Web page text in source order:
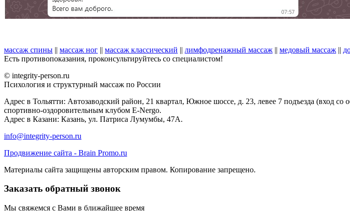
массаж спины || массаж ног || массаж классический || лимфодренажный массаж || медовый массаж ||
Есть противопоказания, проконсультируйтесь со специалистом!
© integrity-person.ru
Психология и структурный массаж по России
Адрес в Тольятти: Автозаводский район, 21 квартал, Южное шоссе, д. 23, левее 7 подъезда (вход
спортивно-оздоровительным клубом E-Nergo.
Адрес в Казани: Казань, ул. Патриса Лумумбы, 47А.
info@integrity-person.ru
Продвижение сайта - Brain Promo.ru
Материалы сайта защищены авторским правом. Копирование запрещено.
Заказать обратный звонок
Мы свяжемся с Вами в ближайшее время